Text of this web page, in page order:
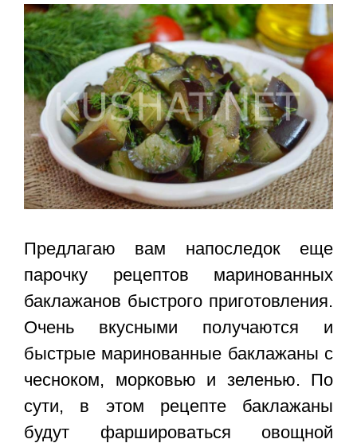
Предлагаю вам напоследок еще
парочку рецептов маринованных
баклажанов быстрого приготовления.
Очень вкусными получаются и
быстрые маринованные баклажаны с
чесноком, морковью и зеленью. По
сути, в этом рецепте баклажаны
будут фаршироваться овощной